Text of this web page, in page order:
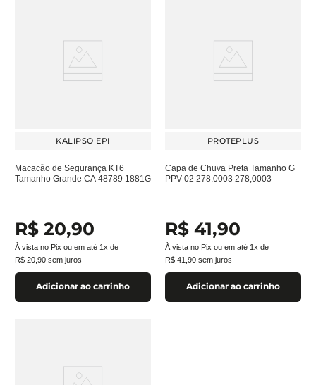
KALIPSO EPI
Macacão de Segurança KT6
Tamanho Grande CA 48789 1881G
R$ 20,90
À vista no Pix ou em até 1x de
R$ 20 90 sem juros
Adicionar ao carrinho
PROTEPLUS
Capa de Chuva Preta Tamanho G
PPV 02 278.0003 278,0003
R$ 41,90
À vista no Pix ou em até 1x de
R$ 41 90 sem juros
Adicionar ao carrinho